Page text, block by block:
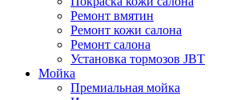
Ремонт вмятин
Ремонт кожи салона
Ремонт салона
Установка тормозов JBT
Мойка
Премиальная мойка